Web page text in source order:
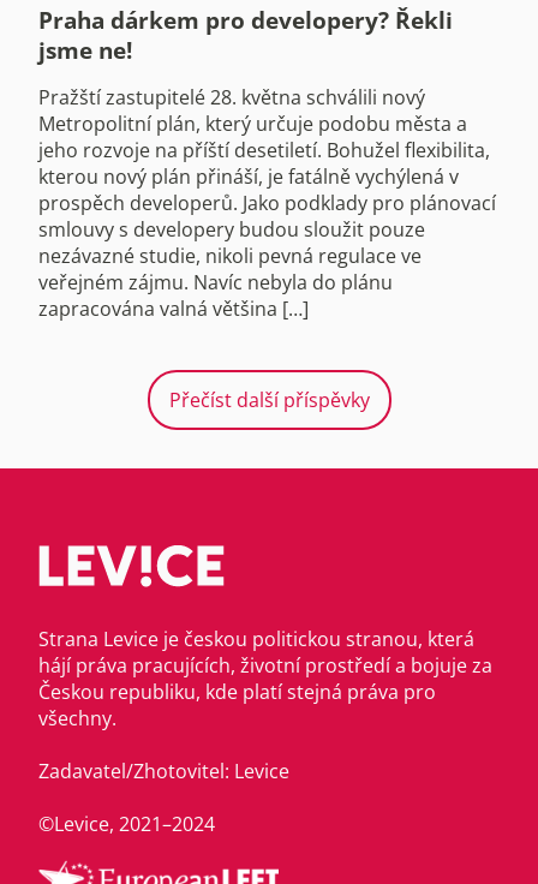
Praha dárkem pro developery? Řekli
jsme ne!
Pražští zastupitelé 28. května schválili nový
Metropolitní plán, který určuje podobu města a
jeho rozvoje na příští desetiletí. Bohužel flexibilita,
kterou nový plán přináší, je fatálně vychýlená v
prospěch developerů. Jako podklady pro plánovací
smlouvy s developery budou sloužit pouze
nezávazné studie, nikoli pevná regulace ve
veřejném zájmu. Navíc nebyla do plánu
zapracována valná většina […]
Přečíst další příspěvky
Strana Levice je českou politickou stranou, která
hájí práva pracujících, životní prostředí a bojuje za
Českou republiku, kde platí stejná práva pro
všechny.
Zadavatel/Zhotovitel: Levice
©Levice, 2021–2024